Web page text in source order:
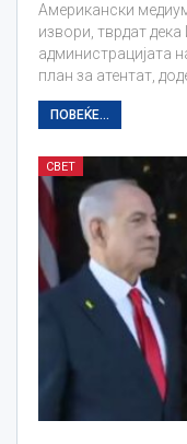
Американски
извори, тврдат дека
администрацијата
план за атентат,
ПОВЕЌЕ...
СВЕТ